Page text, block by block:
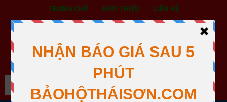
TRANG CHỦ GIỚI THIỆU LIÊN HỆ
BẢO HỘ LAO ĐỘNG THÁI SƠN
XƯỞNG MAY THÁI SƠN QUẬN 12
Search